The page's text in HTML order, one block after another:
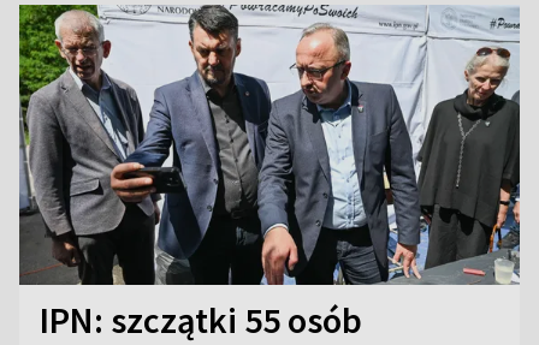
IPN: szczątki 55 osób